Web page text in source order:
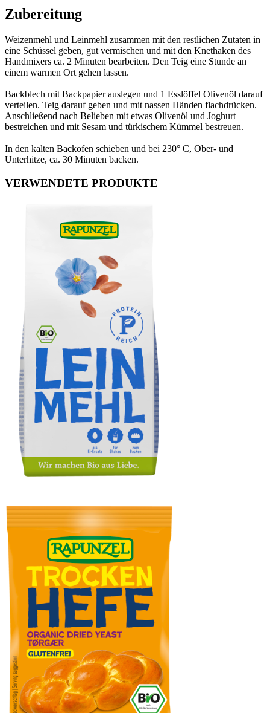
Zubereitung
Weizenmehl und Leinmehl zusammen mit den restlichen Zutaten in
eine Schüssel geben, gut vermischen und mit den Knethaken des
Handmixers ca. 2 Minuten bearbeiten. Den Teig eine Stunde an
einem warmen Ort gehen lassen.
Backblech mit Backpapier auslegen und 1 Esslöffel Olivenöl darauf
verteilen. Teig darauf geben und mit nassen Händen flachdrücken.
Anschließend nach Belieben mit etwas Olivenöl und Joghurt
bestreichen und mit Sesam und türkischem Kümmel bestreuen.
In den kalten Backofen schieben und bei 230° C, Ober- und
Unterhitze, ca. 30 Minuten backen.
VERWENDETE PRODUKTE